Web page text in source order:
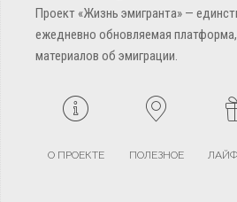
Проект «Жизнь эмигранта» —
ежедневно обновляемая
материалов об эмиграции.
О ПРОЕКТЕ ПОЛЕЗНОЕ